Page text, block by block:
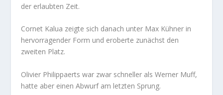
der erlaubten Zeit.
Cornet Kalua zeigte sich danach unter Max Kühner in
hervorragender Form und eroberte zunächst den
zweiten Platz.
Olivier Philippaerts war zwar schneller als Werner Muff,
hatte aber einen Abwurf am letzten Sprung.